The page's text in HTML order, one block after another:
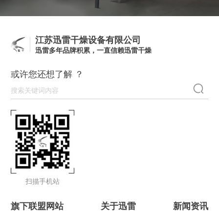
江苏迅雷干燥设备有限公司
迅雷多年品牌积累，一直信赖迅雷干燥
或许您还想了解 ？
扫描手机站
旗下联盟网站 关于迅雷 新闻资讯